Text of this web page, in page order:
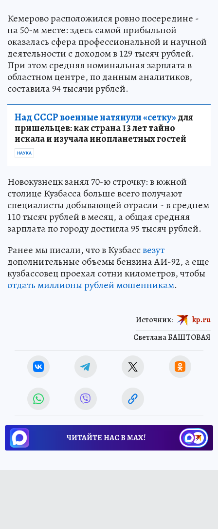
Кемерово расположился ровно посередине -
на 50-м месте: здесь самой прибыльной
оказалась сфера профессиональной и научной
деятельности с доходом в 129 тысяч рублей.
При этом средняя номинальная зарплата в
областном центре, по данным аналитиков,
составила 94 тысячи рублей.
Над СССР военные натянули «сетку»для
пришельцев: как страна 13 лет тайно
искала и изучала инопланетных гостей
НАУКА
Новокузнецк занял 70-ю строчку: в южной
столице Кузбасса больше всего получают
специалисты добывающей отрасли - в среднем
110 тысяч рублей в месяц, а общая средняя
зарплата по городу достигла 95 тысяч рублей.
Ранее мы писали, что в Кузбассвезут
дополнительные объемы бензина АИ-92, а еще
кузбассовец проехал сотни километров, чтобы
отдать миллионы рублей мошенникам.
Светлана БАШТОВАЯ
Источник: kp.ru
ЧИТАЙТЕ НАС В МАХ!